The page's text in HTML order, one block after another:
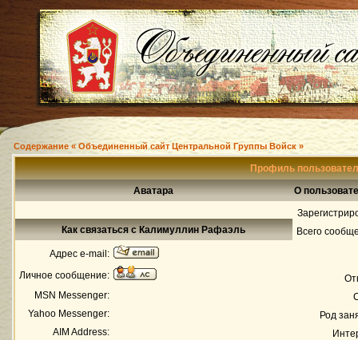
Содержание « Объединенный сайт Центральной Группы Войск »
Профиль
Аватара
О
Всего
Род
Как связаться с Калимуллин Рафаэль
Адрес e-mail:
Личное сообщение:
MSN Messenger:
Yahoo Messenger:
AIM Address: